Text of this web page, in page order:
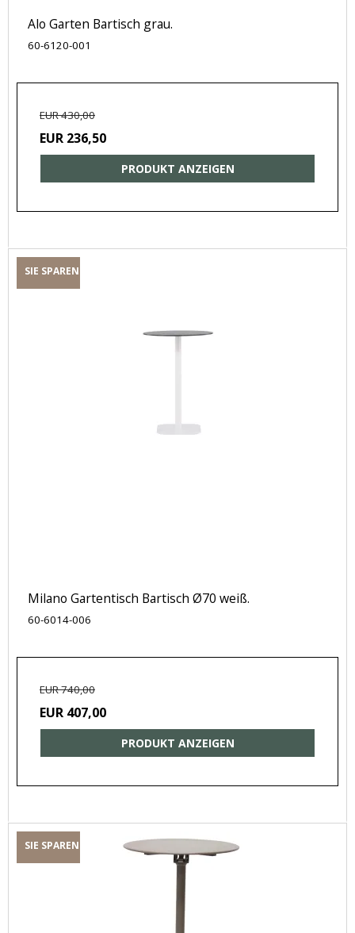
Alo Garten Bartisch grau.
60-6120-001
EUR 430,00
EUR 236,50
PRODUKT ANZEIGEN
SIE SPAREN
Milano Gartentisch Bartisch Ø70 weiß.
60-6014-006
EUR 740,00
EUR 407,00
PRODUKT ANZEIGEN
SIE SPAREN